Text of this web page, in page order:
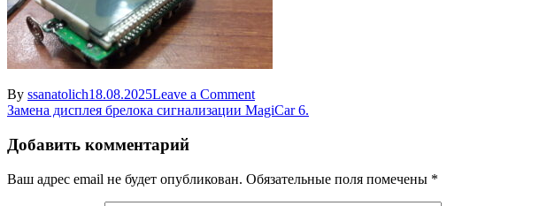
By ssanatolich18.08.2025Leave a Commenton
zamena
Навигация
по
записям
Замена дисплея брелока сигнализации MagiCar 6.
Добавить комментарий
Ваш адрес email не будет опубликован. Обязательные поля помечены *